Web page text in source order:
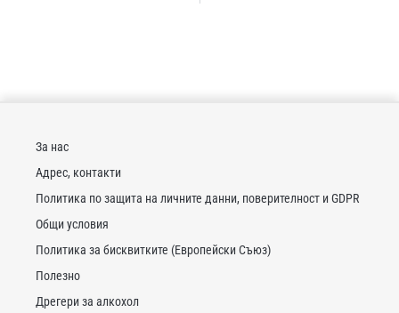
За нас
Адрес, контакти
Политика по защита на личните данни, поверителност и GDPR
Общи условия
Политика за бисквитките (Европейски Съюз)
Полезно
Дрегери за алкохол